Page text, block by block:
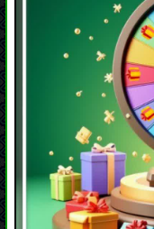
رمضان مسابقه